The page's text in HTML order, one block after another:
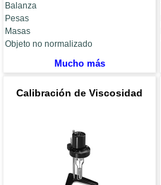
Balanza
Pesas
Masas
Objeto no normalizado
Mucho más
Calibración de Viscosidad